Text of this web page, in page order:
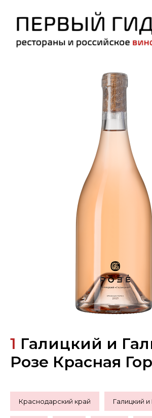
1 Галицкий и
Розе Красная
Краснодарский край Галицкий и